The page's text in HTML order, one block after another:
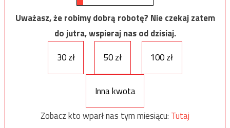
Uważasz, że robimy dobrą robotę? Nie czekaj zatem
do jutra, wspieraj nas od dzisiaj.
30 zł
50 zł 100 zł
Inna kwota
Zobacz kto wparł nas tym miesiącu: Tutaj